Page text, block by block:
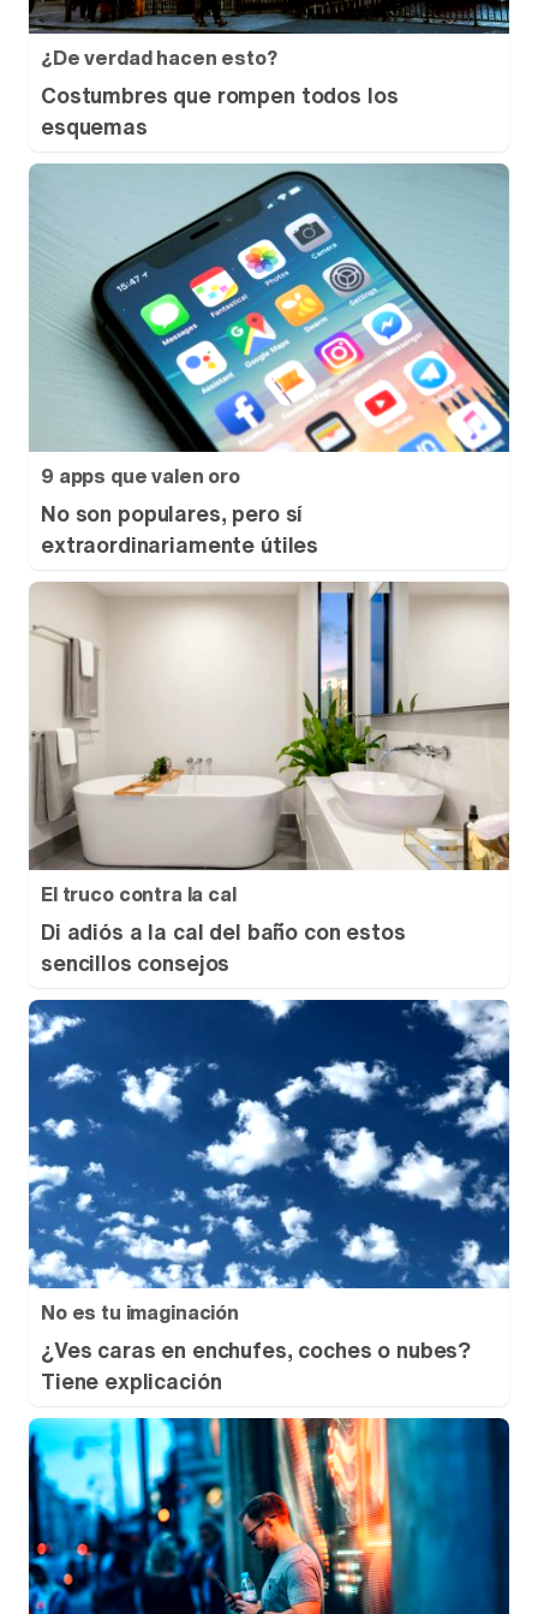
¿De verdad hacen esto?
Costumbres que rompen todos los
esquemas
9 apps que valen oro
No son populares, pero sí
extraordinariamente útiles
El truco contra la cal
Di adiós a la cal del baño con estos
sencillos consejos
No es tu imaginación
¿Ves caras en enchufes, coches o nubes?
Tiene explicación